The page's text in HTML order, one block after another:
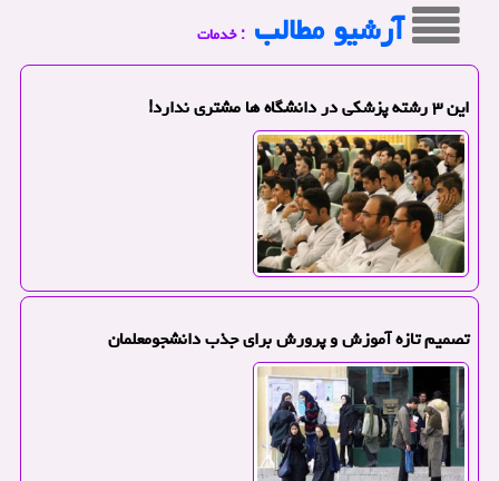
آرشیو مطالب : خدمات
این ۳ رشته پزشکی در دانشگاه ها مشتری ندارد!
تصمیم تازه آموزش و پرورش برای جذب دانشجومعلمان